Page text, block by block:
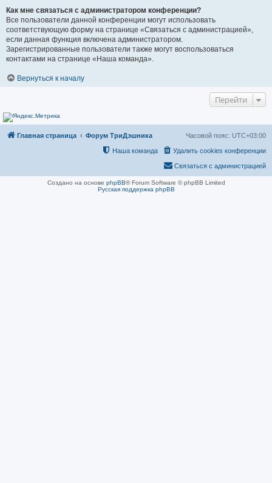
Как мне связаться с администратором конференции?
Все пользователи данной конференции могут использовать
соответствующую форму на странице «Связаться с администрацией»,
если данная функция включена администратором.
Зарегистрированные пользователи также могут воспользоваться
контактами на странице «Наша команда».
Вернуться к началу
Перейти
Главная страница Форум ТриДэшника Часовой пояс: UTC+03:00
Удалить cookies конференции
Наша команда
Связаться с администрацией
Создано на основе phpBB® Forum Software © phpBB Limited
Русская поддержка phpBB